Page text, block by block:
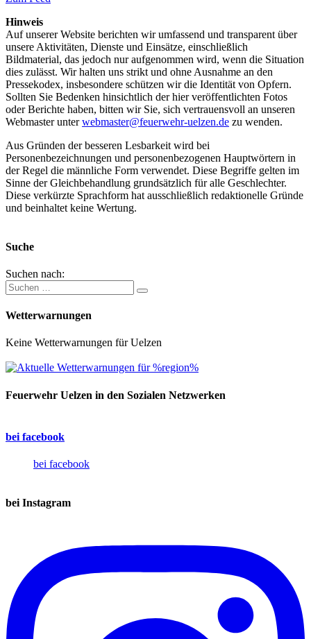
Hinweis
Auf unserer Website berichten wir umfassend und transparent über
unsere Aktivitäten, Dienste und Einsätze, einschließlich
Bildmaterial, das jedoch nur aufgenommen wird, wenn die Situation
dies zulässt. Wir halten uns strikt und ohne Ausnahme an den
Pressekodex, insbesondere schützen wir die Identität von Opfern.
Sollten Sie Bedenken hinsichtlich der hier veröffentlichten Fotos
oder Berichte haben, bitten wir Sie, sich vertrauensvoll an unseren
Webmaster unterwebmaster@feuerwehr-uelzen.de zu wenden.
Aus Gründen der besseren Lesbarkeit wird bei
Personenbezeichnungen und personenbezogenen Hauptwörtern in
der Regel die männliche Form verwendet. Diese Begriffe gelten im
Sinne der Gleichbehandlung grundsätzlich für alle Geschlechter.
Diese verkürzte Sprachform hat ausschließlich redaktionelle Gründe
und beinhaltet keine Wertung.
Suche
Suchen nach:
Wetterwarnungen
Keine Wetterwarnungen für Uelzen
Feuerwehr Uelzen in den Sozialen Netzwerken
bei facebook
bei facebook
bei Instagram